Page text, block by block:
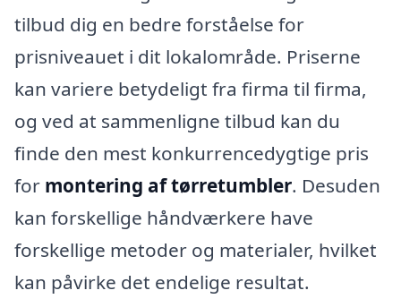
tilbud dig en bedre forståelse for
prisniveauet i dit lokalområde. Priserne
kan variere betydeligt fra firma til firma,
og ved at sammenligne tilbud kan du
finde den mest konkurrencedygtige pris
for montering af tørretumbler. Desuden
kan forskellige håndværkere have
forskellige metoder og materialer, hvilket
kan påvirke det endelige resultat.